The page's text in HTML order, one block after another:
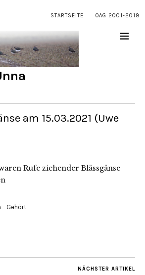
STARTSEITE OAG 2001-2018
am 15.03.2021 (Uwe
Rufe ziehender Blässgänse
- Gehört
NÄCHSTER ARTIKEL